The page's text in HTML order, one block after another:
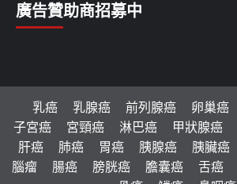
廣告贊助商招募中
乳癌 乳腺癌 前列腺癌 卵巢癌
子宮癌
宮頸癌 淋巴癌 甲狀腺癌
肝癌
肺癌 胃癌 胰腺癌 胰臟癌
腦瘤
腸癌 膀胱癌 膽囊癌 舌癌